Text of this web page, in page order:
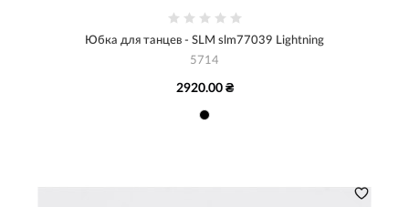
Юбка для танцев - SLM slm77039 Lightning
5714
2920.00 ₴